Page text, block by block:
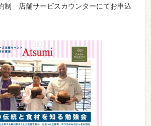
制 店舗サービスカウンターにてお申込